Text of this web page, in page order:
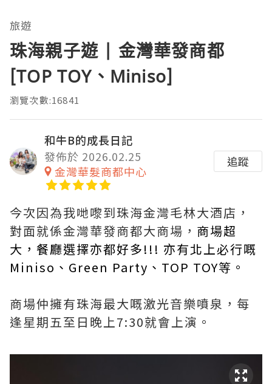
旅遊
珠海親子遊 | 金灣華發商都
[TOP TOY、Miniso]
瀏覽次數:16841
和牛B的成長日記
發佈於 2026.02.25
金灣華髮商都中心
追蹤
今次因為我哋嚟到珠海金灣毛林大酒店，
對面就係金灣華發商都大商場， 商場超
大，餐廳選擇亦都好多!!! 亦有北上必行嘅
Miniso、Green Party、TOP TOY等。
商場仲擁有珠海最大嘅激光音樂噴泉，每
逢星期五至日晚上7:30就會上演。